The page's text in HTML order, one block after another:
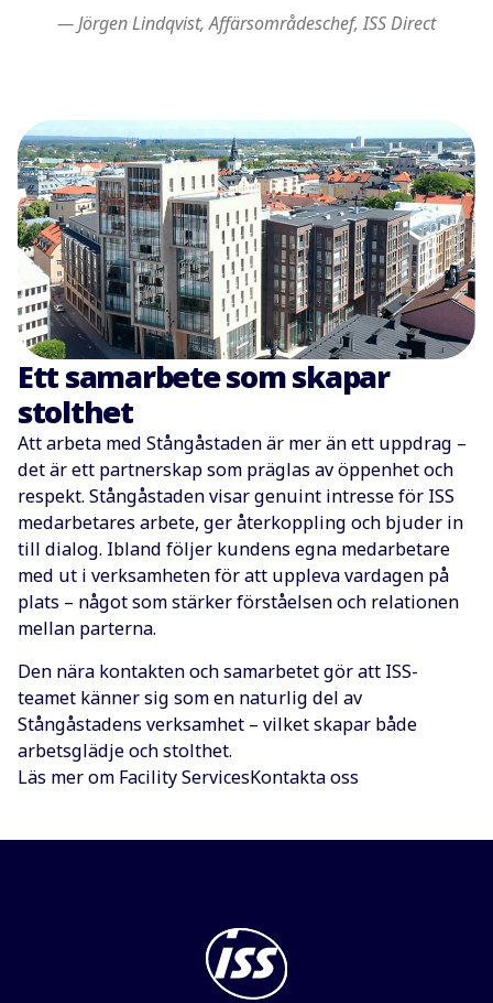
— Jörgen Lindqvist, Affärsområdeschef, ISS Direct
Ett samarbete som skapar
stolthet
Att arbeta med Stångåstaden är mer än ett uppdrag –
det är ett partnerskap som präglas av öppenhet och
respekt. Stångåstaden visar genuint intresse för ISS
medarbetares arbete, ger återkoppling och bjuder in
till dialog. Ibland följer kundens egna medarbetare
med ut i verksamheten för att uppleva vardagen på
plats – något som stärker förståelsen och relationen
mellan parterna.
Den nära kontakten och samarbetet gör att ISS-
teamet känner sig som en naturlig del av
Stångåstadens verksamhet – vilket skapar både
arbetsglädje och stolthet.
Läs mer om Facility ServicesKontakta oss